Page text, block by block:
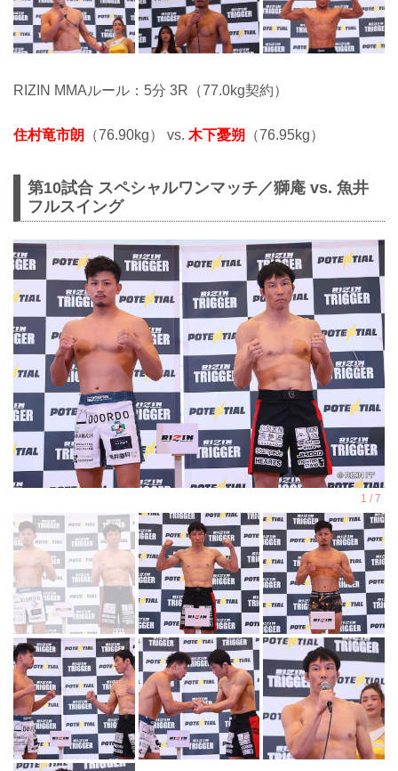
RIZIN MMAルール：5分 3R（77.0kg契約）
住村竜市朗 （76.90kg） vs. 木下憂朔 （76.95kg）
第10試合 スペシャルワンマッチ／獅庵 vs. 魚井
フルスイング